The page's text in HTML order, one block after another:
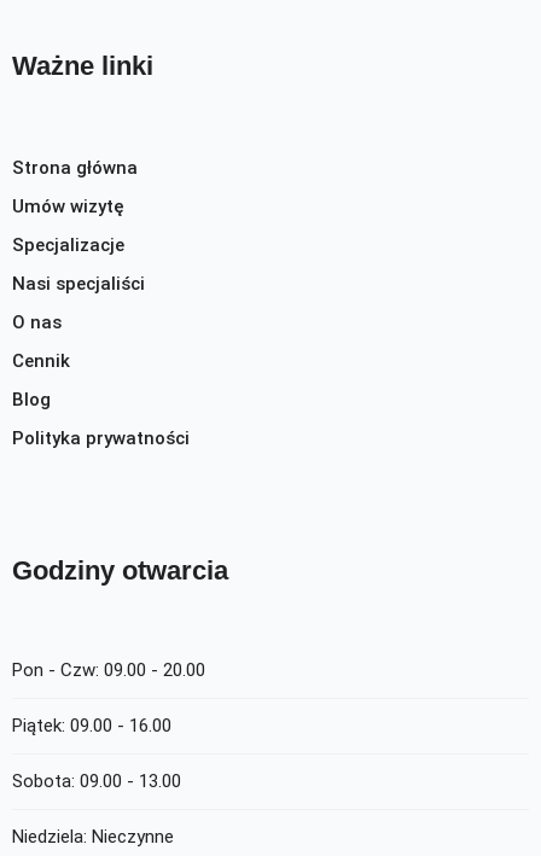
Ważne linki
Strona główna
Umów wizytę
Specjalizacje
Nasi specjaliści
O nas
Cennik
Blog
Polityka prywatności
Godziny otwarcia
Pon - Czw: 09.00 - 20.00
Piątek: 09.00 - 16.00
Sobota: 09.00 - 13.00
Niedziela: Nieczynne